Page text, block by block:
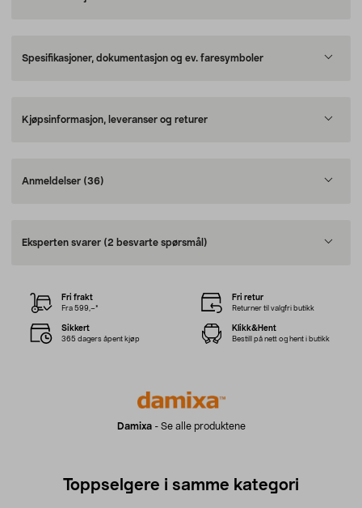
Spesifikasjoner, dokumentasjon og ev. faresymboler
Kjøpsinformasjon, leveranser og returer
Anmeldelser (36)
Eksperten svarer (2 besvarte spørsmål)
Damixa- Se alle produktene
Fri frakt
Fra 599,–*
Fri retur
Returner til valgfri butikk
Sikkert
365 dagers åpent kjøp
Klikk&Hent
Bestill på nett og hent i butikk
Toppselgere i samme kategori